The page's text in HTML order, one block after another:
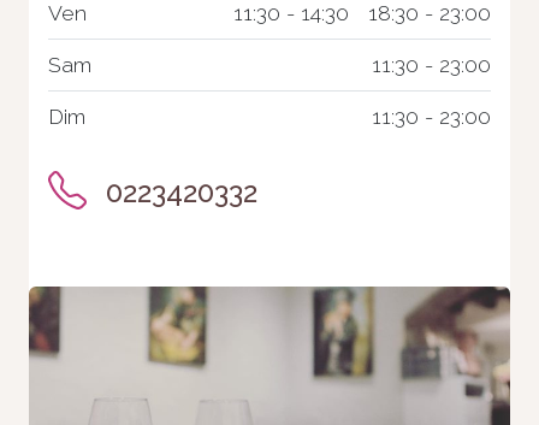
Ven 11:30 - 14:30 18:30 - 23:00
Sam 11:30 - 23:00
Dim 11:30 - 23:00
0223420332
Statistiques
puissions
améliorer la
site Web est
utilisé.